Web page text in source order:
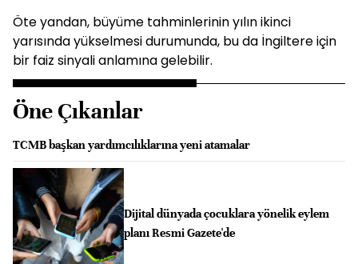
Öte yandan, büyüme tahminlerinin yılın ikinci
yarısında yükselmesi durumunda, bu da İngiltere için
bir faiz sinyali anlamına gelebilir.
Öne Çıkanlar
TCMB başkan yardımcılıklarına yeni atamalar
Dijital dünyada çocuklara yönelik eylem
planı Resmi Gazete'de